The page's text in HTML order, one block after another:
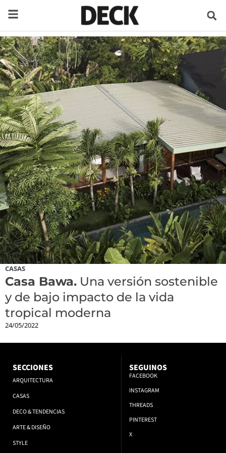
CASAS
Casa Bawa. Una versión sostenible
y de bajo impacto de la vida
tropical moderna
24/05/2022
SECCIONES
ARQUITECTURA
CASAS
DECO & TENDENCIAS
ARTE & DISEÑO
STYLE
SEGUINOS
FACEBOOK
INSTAGRAM
THREADS
PINTEREST
X